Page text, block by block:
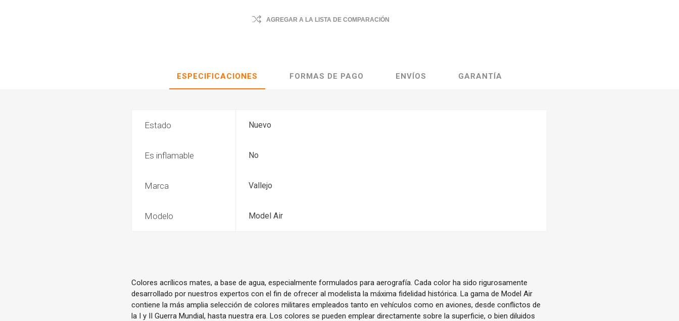
AGREGAR A LA LISTA DE COMPARACIÓN
ESPECIFICACIONES FORMAS DE PAGO ENVÍOS GARANTÍA
Estado Nuevo
Es inflamable No
Marca Vallejo
Modelo Model Air
Colores acrílicos mates, a base de agua, especialmente formulados para aerografía. Cada color ha sido rigurosamente
desarrollado por nuestros expertos con el fin de ofrecer al modelista la máxima fidelidad histórica. La gama de Model Air
contiene la más amplia selección de colores militares empleados tanto en vehículos como en aviones, desde conflictos de
la I y II Guerra Mundial, hasta nuestra era. Los colores se pueden emplear directamente sobre la superficie, o bien diluidos